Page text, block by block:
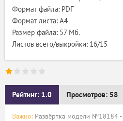
Формат файла: PDF
Формат листа: А4
Размер файла: 57 Мб.
Листов всего/выкройки: 16/15
Рейтинг: 1.0 Просмотров: 58
Важно: Развёртка модели №18184 -